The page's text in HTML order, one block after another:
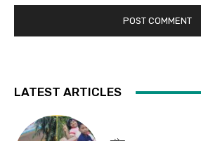
LATEST ARTICLES